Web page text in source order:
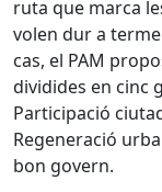
ruta que marca
volen dur a
cas, el PAM
dividides en cinc
Participació
Regeneració
bon govern.